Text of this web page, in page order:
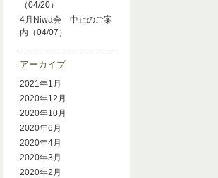
（04/20）
4月Niwa会 中止のご案
内（04/07）
アーカイブ
2021年1月
2020年12月
2020年10月
2020年6月
2020年4月
2020年3月
2020年2月